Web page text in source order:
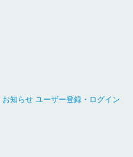
お知らせ ユーザー登録・ログイン